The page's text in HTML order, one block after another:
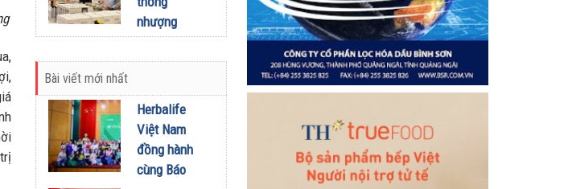
mở rộng
NMLD
nhượng
quyền, tìm
kiếm đối
tỉnh thành
30/06/2026
Bài viết mới nhất
Herbalife
Việt Nam
đồng hành
cùng Báo